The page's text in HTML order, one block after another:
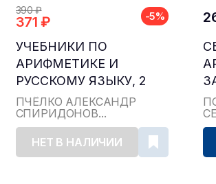
390 ₽
371 ₽ -5%
УЧЕБНИКИ ПО
АРИФМЕТИКЕ И
РУССКОМУ ЯЗЫКУ, 2
КЛАСС...
ПЧЁЛКО АЛЕКСАНДР
СПИРИДОНОВ...
НЕТ В НАЛИЧИИ